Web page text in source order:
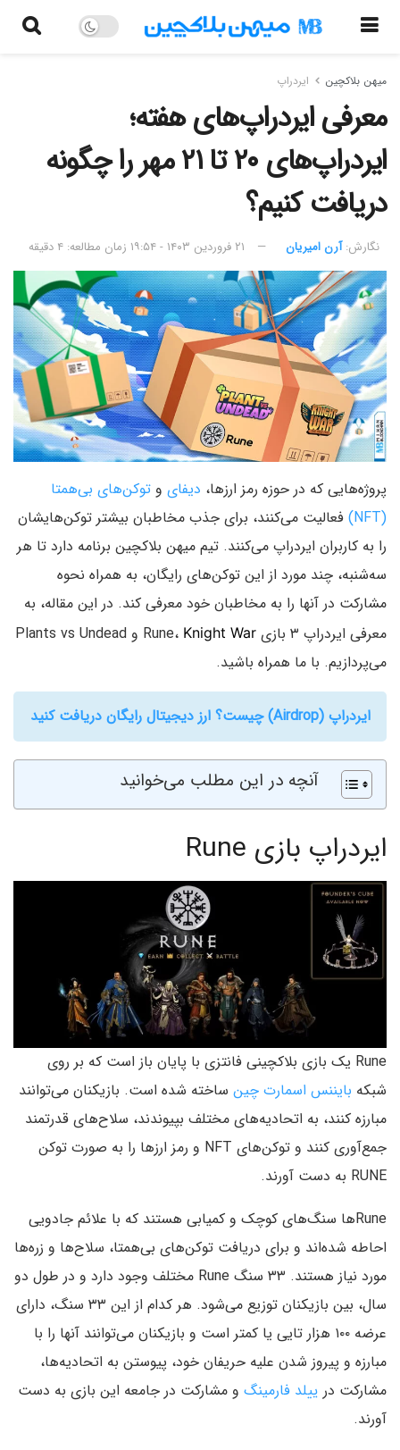
میهن بلاکچین ایردراپ
معرفی ایردراپ‌های هفته؛
ایردراپ‌های ۲۰ تا ۲۱ مهر را چگونه
دریافت کنیم؟
نگارش:‌ آرن امیریان ۲۱ فروردین ۱۴۰۳ - ۱۹:۵۴ زمان مطالعه: ۴ دقیقه
پروژه‌هایی که در حوزه رمز ارزها، دیفای و توکن‌های بی‌همتا
(NFT)
فعالیت می‌کنند، برای جذب مخاطبان بیشتر توکن‌هایشان
را به کاربران ایردراپ می‌کنند. تیم میهن بلاکچین برنامه دارد تا هر
سه‌شنبه، چند مورد از این توکن‌های رایگان، به همراه نحوه
مشارکت در آنها را به مخاطبان خود معرفی کند. در این مقاله، به
معرفی ایردراپ ۳ بازی Rune،
Knight War
و Plants vs Undead
می‌پردازیم. با ما همراه باشید.
ایردراپ (Airdrop) چیست؟ ارز دیجیتال رایگان دریافت کنید
آنچه در این مطلب می‌خوانید
ایردراپ بازی Rune
Rune یک بازی بلاکچینی فانتزی با پایان باز است که بر روی
شبکه بایننس اسمارت چین ساخته شده است. بازیکنان می‌توانند
مبارزه کنند، به اتحادیه‌های مختلف بپیوندند، سلاح‌های قدرتمند
جمع‌آوری کنند و توکن‌های NFT و رمز ارزها را به صورت توکن
RUNE به دست آورند.
Runeها سنگ‌های کوچک و کمیابی هستند که با علائم جادویی
احاطه شده‌اند و برای دریافت توکن‌های بی‌همتا، سلاح‌ها و زره‌ها
مورد نیاز هستند. ۳۳ سنگ Rune مختلف وجود دارد و در طول دو
سال، بین بازیکنان توزیع می‌شود. هر کدام از این ۳۳ سنگ، دارای
عرضه ۱۰۰ هزار تایی یا کمتر است و بازیکنان می‌توانند آنها را با
مبارزه و پیروز شدن علیه حریفان خود، پیوستن به اتحادیه‌ها،
مشارکت در ییلد فارمینگ و مشارکت در جامعه این بازی به دست
آورند.